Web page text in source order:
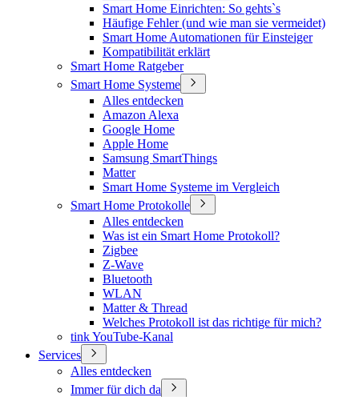
Smart Home Einrichten: So gehts`s
Häufige Fehler (und wie man sie vermeidet)
Smart Home Automationen für Einsteiger
Kompatibilität erklärt
Smart Home Ratgeber
Smart Home Systeme
Alles entdecken
Amazon Alexa
Google Home
Apple Home
Samsung SmartThings
Matter
Smart Home Systeme im Vergleich
Smart Home Protokolle
Alles entdecken
Was ist ein Smart Home Protokoll?
Zigbee
Z-Wave
Bluetooth
WLAN
Matter & Thread
Welches Protokoll ist das richtige für mich?
tink YouTube-Kanal
Services
Alles entdecken
Immer für dich da